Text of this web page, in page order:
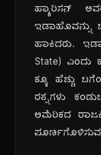
ಹ್ಯಾರಿಸನ್
ಇಡಾಹೊವನ್ನು
ಹಾಕಿದರು.
State) ಎಂದು
ಕ್ಕೂ ಹೆಚ್ಚು
ರತ್ನಗಳು
ಅಮೆರಿಕದ